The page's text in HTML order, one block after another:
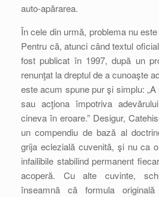
auto-apărarea.
În cele din urmă, problema nu
Pentru că, atunci când textul
fost publicat în 1997, după un
renunţat la dreptul de a cunoaşte
este acum spune pur şi simplu:
sau acţiona împotriva
cineva în eroare.” Desigur,
un compendiu de bază al
grija eclezială cuvenită, şi nu ca
infailibile stabilind permanent
acoperă. Cu alte cuvinte,
înseamnă că formula